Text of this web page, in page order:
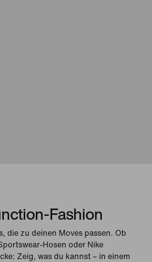
Fashion
die zu deinen Moves passen. Ob
Hosen oder Nike
Zeig, was du kannst – in einem